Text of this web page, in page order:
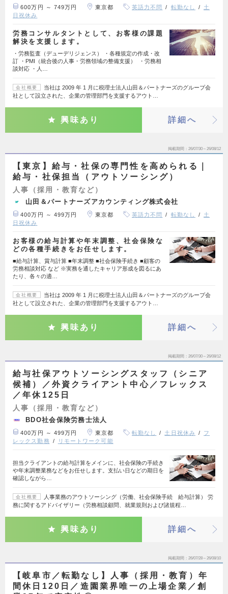
600万円 ～ 749万円 東京都 英語力不問 転勤なし
土
日祝休み
労務コンサルタントとして、お客様の課題
解決を支援します。
・労務監査（デューデリジェンス） ・各種規定の作成・改
訂 ・PMI（統合後の人事・労務領域の整備支援） ・労務相
談対応 ・人…
会社概要
当社は 2009 年 1 月に税理士法人山田＆パートナーズのグループ会
社として設立された、企業の管理部門を支援するアウト…
興味あり 詳細へ
掲載期間 26/07/30～26/08/12
【東京】給与・社保の専門性を高められる｜
給与・社保担当（アウトソーシング）
人事（採用・教育など）
山田＆パートナーズアカウンティング株式会社
400万円 ～ 499万円 東京都 英語力不問 転勤なし
土
日祝休み
お客様の給与計算や年末調整、社会保険な
どの各種手続きをお任せします。
■給与計算、賞与計算 ■年末調整 ■社会保険手続き ■顧客の
労務相談対応 など ※実務を通したキャリア形成を図るにあ
たり、各々の適…
会社概要
当社は 2009 年 1 月に税理士法人山田＆パートナーズのグループ会
社として設立された、企業の管理部門を支援するアウト…
興味あり 詳細へ
掲載期間 26/07/30～26/08/12
給与社保アウトソーシングスタッフ（シニア
候補）／外資クライアント中心／フレックス
／年休125日
人事（採用・教育など）
BDO社会保険労務士法人
400万円 ～ 499万円 東京都 転勤なし 土日祝休み
フ
レックス勤務
リモートワーク可能
担当クライアントの給与計算をメインに、社会保険の手続き
や年末調整業務などをお任せします。支払い日などの期日を
確認しながら…
会社概要
人事業務のアウトソーシング（労働、社会保険手続 給与計算） 労
務に関するアドバイザリー（労務相談顧問、就業規則および諸規程…
興味あり 詳細へ
掲載期間 26/07/28～26/08/10
【岐阜市／転勤なし】人事（採用・教育）年
間休日120日／造園業界唯一の上場企業／創